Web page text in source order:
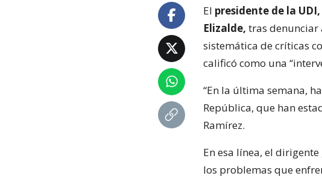
El presidente de la
Elizalde, tras denunciar
sistemática de críticas
calificó como una
“En la última semana,
República, que han
Ramírez.
En esa línea, el
los problemas que